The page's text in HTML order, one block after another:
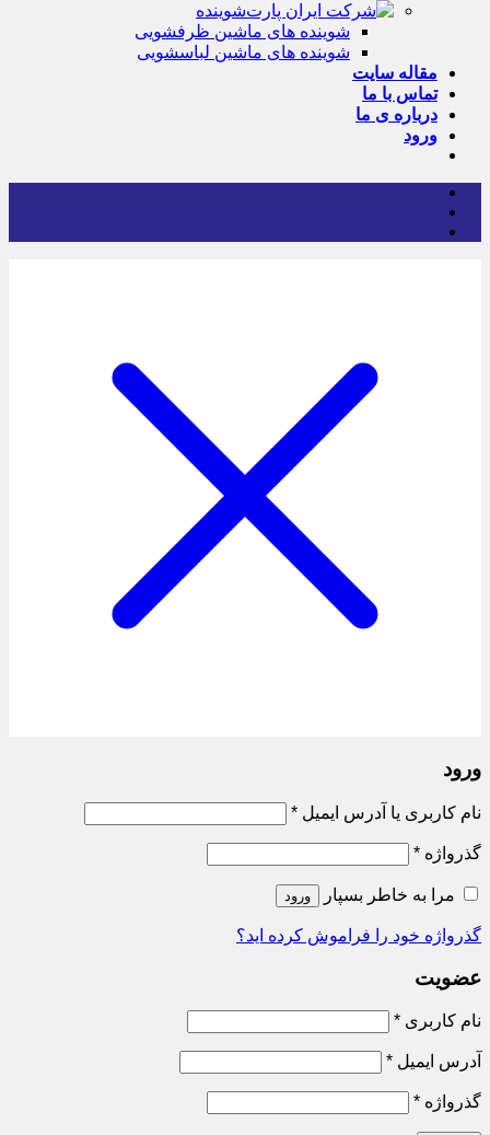
شوینده
شوینده های ماشین ظرفشویی
شوینده های ماشین لباسشویی
مقاله سایت
تماس با ما
درباره ی ما
ورود
ورود
نام کاربری یا آدرس ایمیل *الزامی
گذرواژه *الزامی
مرا به خاطر بسپار ورود
گذرواژه خود را فراموش کرده اید؟
عضویت
نام کاربری *الزامی
آدرس ایمیل *الزامی
گذرواژه *الزامی